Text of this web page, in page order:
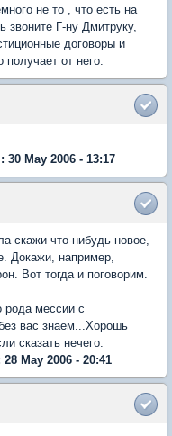
не то , что есть на
звоните Г-ну Дмитруку,
договоры и
от него.
May 2006 - 13:17
скажи что-нибудь новое,
например,
Вот тогда и поговорим.
рода мессии с
вас знаем...Хорошь
сказать нечего.
May 2006 - 20:41